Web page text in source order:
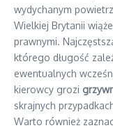
wydychanym
Wielkiej Brytanii
prawnymi.
którego długość
ewentualnych
kierowcy grozi
skrajnych
Warto również